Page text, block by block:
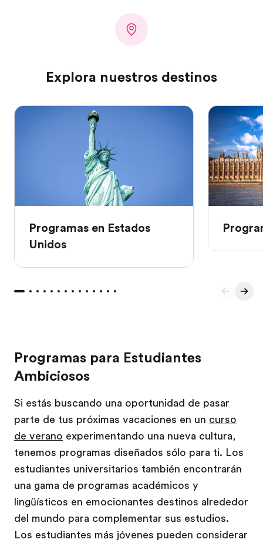
Explora nuestros destinos
Programas en Estados
Unidos
Programas para Estudiantes
Ambiciosos
Si estás buscando una oportunidad de pasar
parte de tus próximas vacaciones en un curso
de verano experimentando una nueva cultura,
tenemos programas diseñados sólo para ti. Los
estudiantes universitarios también encontrarán
una gama de programas académicos y
lingüísticos en emocionantes destinos alrededor
del mundo para complementar sus estudios.
Los estudiantes más jóvenes pueden considerar